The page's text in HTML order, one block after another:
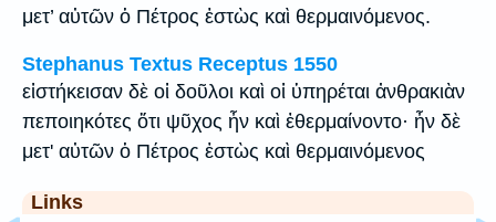
μετ’ αὐτῶν ὁ Πέτρος ἑστὼς καὶ θερμαινόμενος.
Stephanus Textus Receptus 1550
εἱστήκεισαν δὲ οἱ δοῦλοι καὶ οἱ ὑπηρέται ἀνθρακιὰν
πεποιηκότες ὅτι ψῦχος ἦν καὶ ἐθερμαίνοντο· ἦν δὲ
μετ' αὐτῶν ὁ Πέτρος ἑστὼς καὶ θερμαινόμενος
Links